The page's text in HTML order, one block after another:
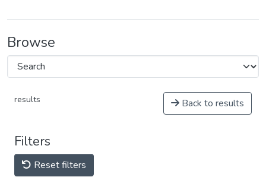
Browse
results Back to results
Filters
Reset filters